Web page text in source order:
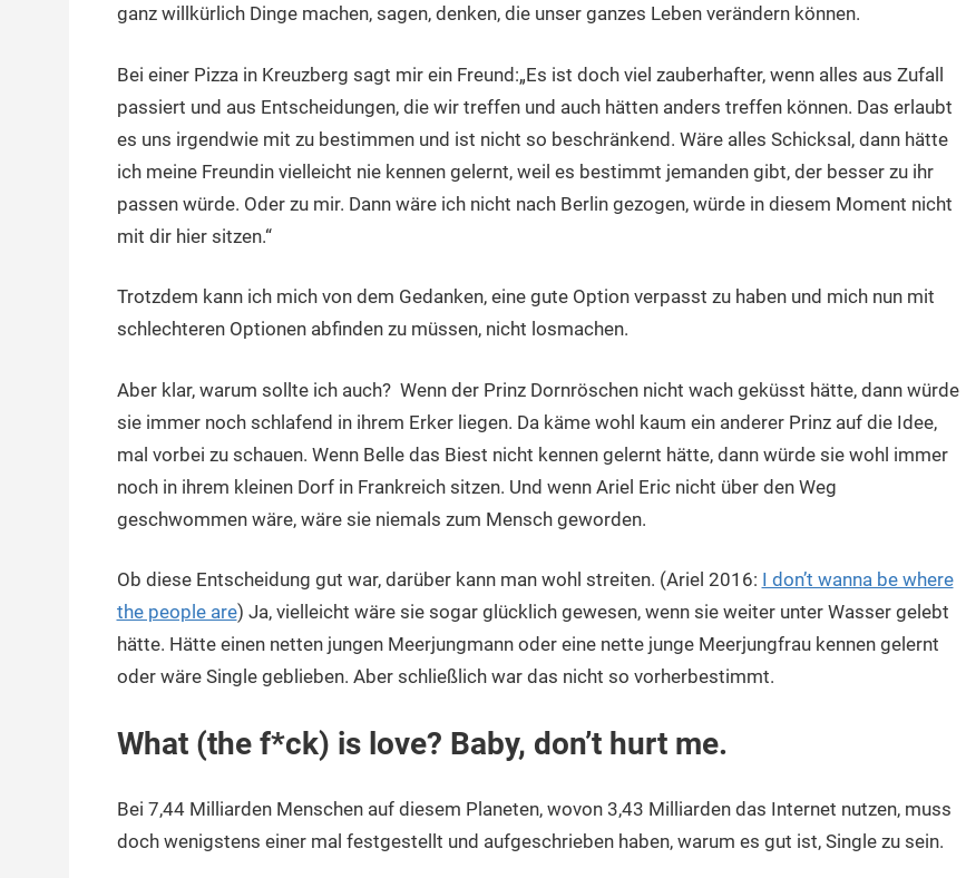
ganz willkürlich Dinge machen, sagen, denken, die unser ganzes Leben verändern können.
Bei einer Pizza in Kreuzberg sagt mir ein Freund:„Es ist doch viel zauberhafter, wenn alles aus Zufall
passiert und aus Entscheidungen, die wir treffen und auch hätten anders treffen können. Das erlaubt
es uns irgendwie mit zu bestimmen und ist nicht so beschränkend. Wäre alles Schicksal, dann hätte
ich meine Freundin vielleicht nie kennen gelernt, weil es bestimmt jemanden gibt, der besser zu ihr
passen würde. Oder zu mir. Dann wäre ich nicht nach Berlin gezogen, würde in diesem Moment nicht
mit dir hier sitzen.“
Trotzdem kann ich mich von dem Gedanken, eine gute Option verpasst zu haben und mich nun mit
schlechteren Optionen abfinden zu müssen, nicht losmachen.
Aber klar, warum sollte ich auch? Wenn der Prinz Dornröschen nicht wach geküsst hätte, dann würde
sie immer noch schlafend in ihrem Erker liegen. Da käme wohl kaum ein anderer Prinz auf die Idee,
mal vorbei zu schauen. Wenn Belle das Biest nicht kennen gelernt hätte, dann würde sie wohl immer
noch in ihrem kleinen Dorf in Frankreich sitzen. Und wenn Ariel Eric nicht über den Weg
geschwommen wäre, wäre sie niemals zum Mensch geworden.
Ob diese Entscheidung gut war, darüber kann man wohl streiten. (Ariel 2016: I don’t wanna be where
the people are) Ja, vielleicht wäre sie sogar glücklich gewesen, wenn sie weiter unter Wasser gelebt
hätte. Hätte einen netten jungen Meerjungmann oder eine nette junge Meerjungfrau kennen gelernt
oder wäre Single geblieben. Aber schließlich war das nicht so vorherbestimmt.
What (the f*ck) is love? Baby, don’t hurt me.
Bei 7,44 Milliarden Menschen auf diesem Planeten, wovon 3,43 Milliarden das Internet nutzen, muss
doch wenigstens einer mal festgestellt und aufgeschrieben haben, warum es gut ist, Single zu sein.